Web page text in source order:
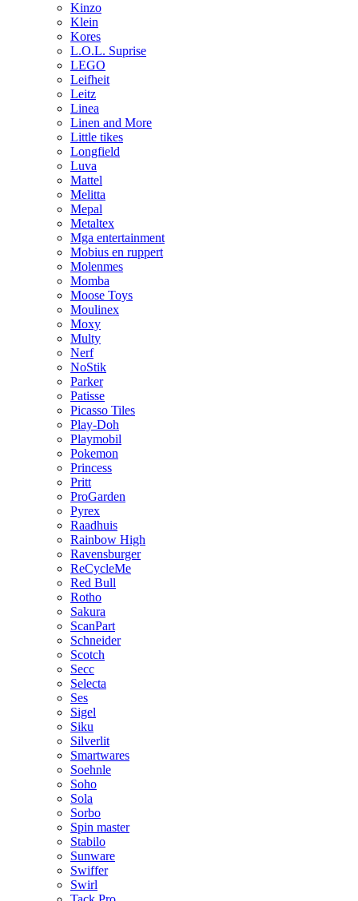
Kinzo
Klein
Kores
L.O.L. Suprise
LEGO
Leifheit
Leitz
Linea
Linen and More
Little tikes
Longfield
Luva
Mattel
Melitta
Mepal
Metaltex
Mga entertainment
Mobius en ruppert
Molenmes
Momba
Moose Toys
Moulinex
Moxy
Multy
Nerf
NoStik
Parker
Patisse
Picasso Tiles
Play-Doh
Playmobil
Pokemon
Princess
Pritt
ProGarden
Pyrex
Raadhuis
Rainbow High
Ravensburger
ReCycleMe
Red Bull
Rotho
Sakura
ScanPart
Schneider
Scotch
Secc
Selecta
Ses
Sigel
Siku
Silverlit
Smartwares
Soehnle
Soho
Sola
Sorbo
Spin master
Stabilo
Sunware
Swiffer
Swirl